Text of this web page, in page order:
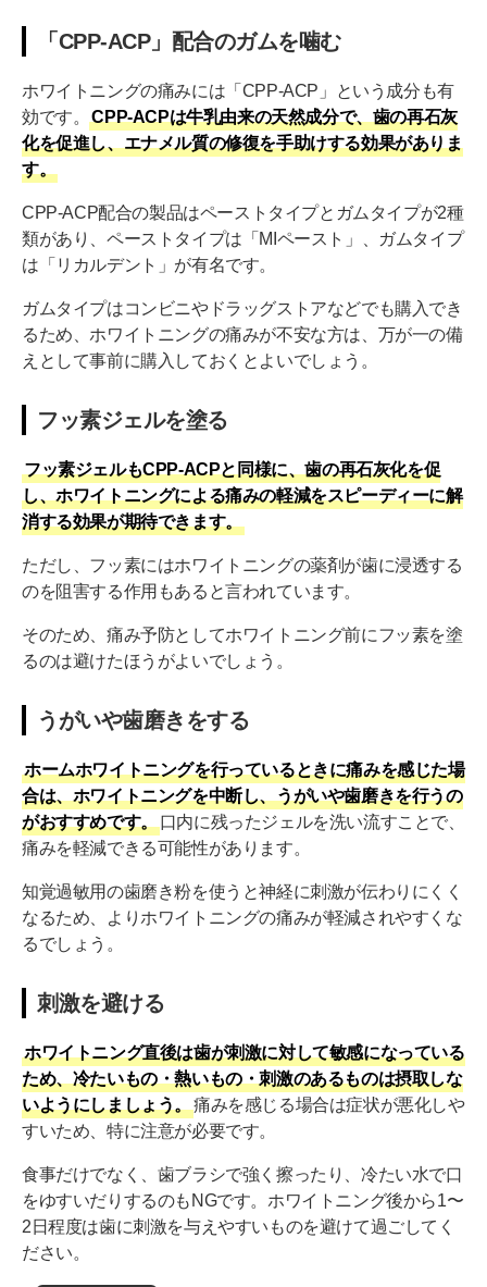
「CPP-ACP」配合のガムを噛む
ホワイトニングの痛みには「CPP-ACP」という成分も有
効です。
CPP-ACPは牛乳由来の天然成分で、歯の再石灰
化を促進し、エナメル質の修復を手助けする効果がありま
す。
CPP-ACP配合の製品はペーストタイプとガムタイプが2種
類があり、ペーストタイプは「MIペースト」、ガムタイプ
は「リカルデント」が有名です。
ガムタイプはコンビニやドラッグストアなどでも購入でき
るため、ホワイトニングの痛みが不安な方は、万が一の備
えとして事前に購入しておくとよいでしょう。
フッ素ジェルを塗る
フッ素ジェルもCPP-ACPと同様に、歯の再石灰化を促
し、ホワイトニングによる痛みの軽減をスピーディーに解
消する効果が期待できます。
ただし、フッ素にはホワイトニングの薬剤が歯に浸透する
のを阻害する作用もあると言われています。
そのため、痛み予防としてホワイトニング前にフッ素を塗
るのは避けたほうがよいでしょう。
うがいや歯磨きをする
ホームホワイトニングを行っているときに痛みを感じた場
合は、ホワイトニングを中断し、うがいや歯磨きを行うの
がおすすめです。
口内に残ったジェルを洗い流すことで、
痛みを軽減できる可能性があります。
知覚過敏用の歯磨き粉を使うと神経に刺激が伝わりにくく
なるため、よりホワイトニングの痛みが軽減されやすくな
るでしょう。
刺激を避ける
ホワイトニング直後は歯が刺激に対して敏感になっている
ため、冷たいもの・熱いもの・刺激のあるものは摂取しな
いようにしましょう。
痛みを感じる場合は症状が悪化しや
すいため、特に注意が必要です。
食事だけでなく、歯ブラシで強く擦ったり、冷たい水で口
をゆすいだりするのもNGです。ホワイトニング後から1〜
2日程度は歯に刺激を与えやすいものを避けて過ごしてく
ださい。